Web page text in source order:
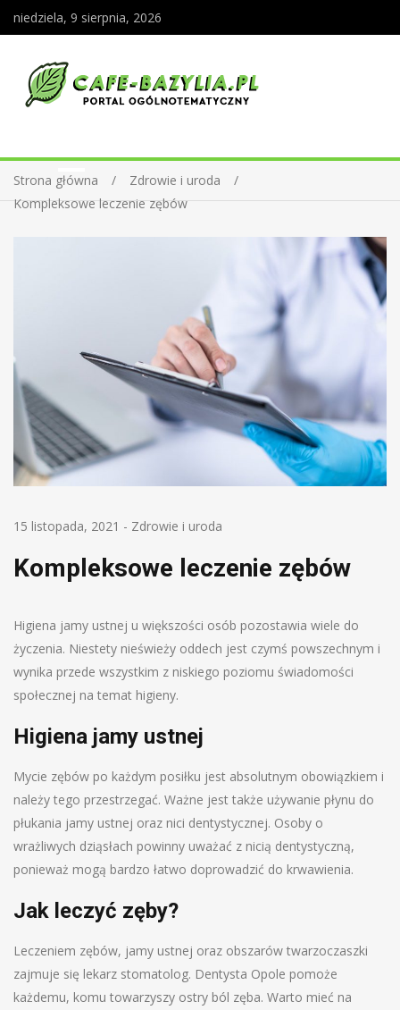
niedziela, 9 sierpnia, 2026
Strona główna
Zdrowie i uroda
Kompleksowe leczenie zębów
15 listopada, 2021 - Zdrowie i uroda
Kompleksowe leczenie zębów
Higiena jamy ustnej u większości osób pozostawia wiele do
życzenia. Niestety nieświeży oddech jest czymś powszechnym i
wynika przede wszystkim z niskiego poziomu świadomości
społecznej na temat higieny.
Higiena jamy ustnej
Mycie zębów po każdym posiłku jest absolutnym obowiązkiem i
należy tego przestrzegać. Ważne jest także używanie płynu do
płukania jamy ustnej oraz nici dentystycznej. Osoby o
wrażliwych dziąsłach powinny uważać z nicią dentystyczną,
ponieważ mogą bardzo łatwo doprowadzić do krwawienia.
Jak leczyć zęby?
Leczeniem zębów, jamy ustnej oraz obszarów twarzoczaszki
zajmuje się lekarz stomatolog. Dentysta Opole pomoże
każdemu, komu towarzyszy ostry ból zęba. Warto mieć na